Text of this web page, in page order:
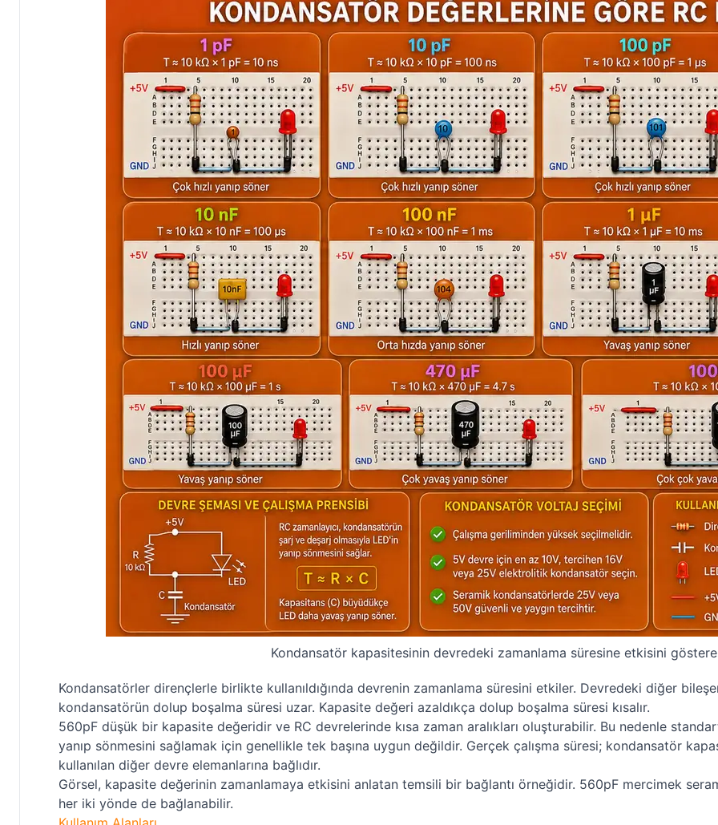
Kondansatör kapasitesinin devredeki zamanlama süresine etkisini
Kondansatörler dirençlerle birlikte kullanıldığında devrenin zamanlama süresini etkiler. Devredeki diğer
kondansatörün dolup boşalma süresi uzar. Kapasite değeri azaldıkça dolup boşalma süresi kısalır.
560pF düşük bir kapasite değeridir ve RC devrelerinde kısa zaman aralıkları oluşturabilir. Bu nedenle
yanıp sönmesini sağlamak için genellikle tek başına uygun değildir. Gerçek çalışma süresi; kondansatör
kullanılan diğer devre elemanlarına bağlıdır.
Görsel, kapasite değerinin zamanlamaya etkisini anlatan temsili bir bağlantı örneğidir. 560pF mercimek
her iki yönde de bağlanabilir.